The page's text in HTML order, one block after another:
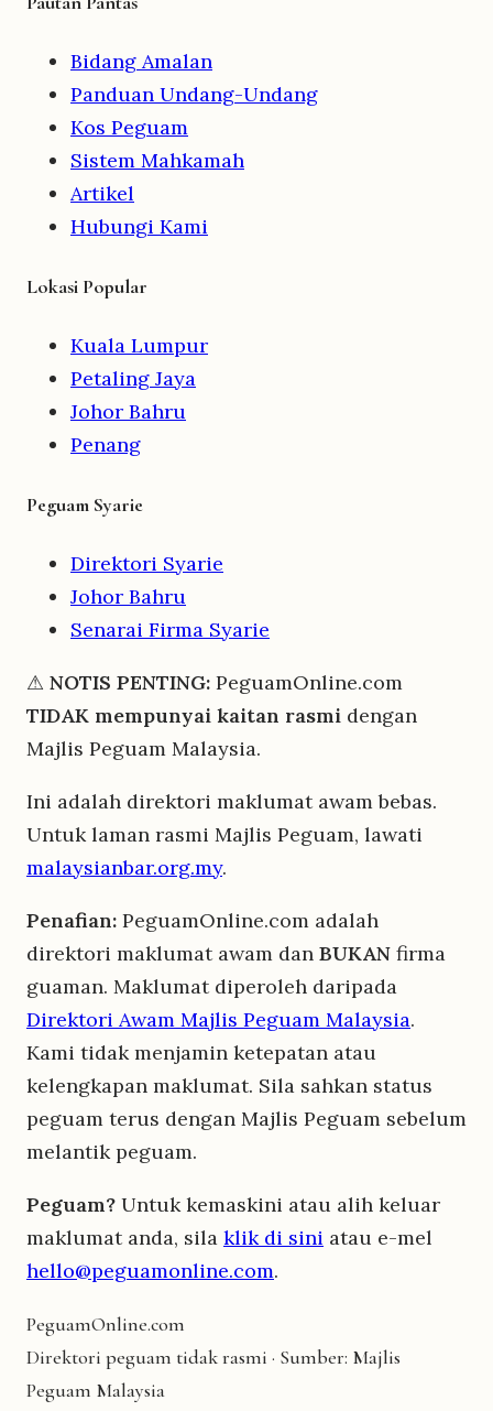
Bidang Amalan
Panduan Undang-Undang
Kos Peguam
Sistem Mahkamah
Artikel
Hubungi Kami
Lokasi Popular
Kuala Lumpur
Petaling Jaya
Johor Bahru
Penang
Peguam Syarie
Direktori Syarie
Johor Bahru
Senarai Firma Syarie
⚠ NOTIS PENTING: PeguamOnline.com
TIDAK mempunyai kaitan rasmi dengan
Majlis Peguam Malaysia.
Ini adalah direktori maklumat awam bebas.
Untuk laman rasmi Majlis Peguam, lawati
malaysianbar.org.my.
Penafian: PeguamOnline.com adalah
direktori maklumat awam dan BUKAN firma
guaman. Maklumat diperoleh daripada
Direktori Awam Majlis Peguam Malaysia.
Kami tidak menjamin ketepatan atau
kelengkapan maklumat. Sila sahkan status
peguam terus dengan Majlis Peguam sebelum
melantik peguam.
Peguam? Untuk kemaskini atau alih keluar
maklumat anda, sila klik di sini atau e-mel
hello@peguamonline.com.
PeguamOnline.com
Direktori peguam tidak rasmi · Sumber: Majlis
Peguam Malaysia